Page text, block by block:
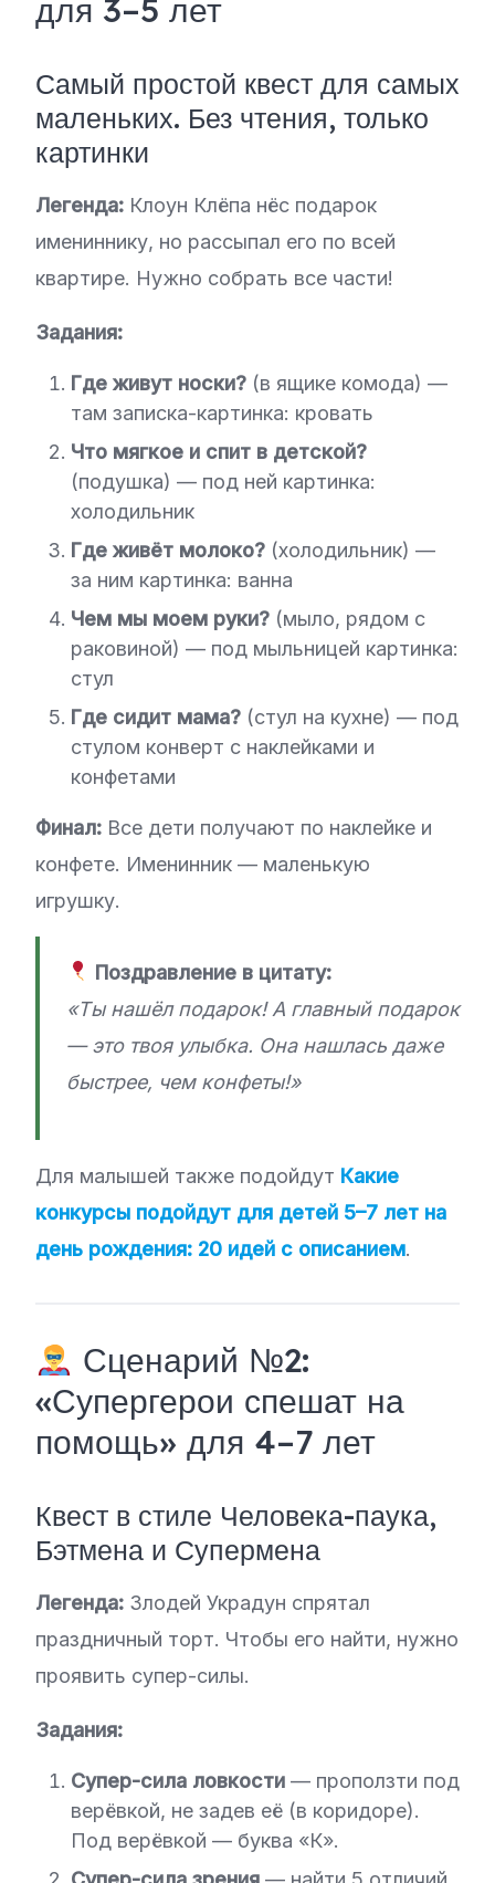
для 3–5 лет
Самый простой квест для самых
маленьких. Без чтения, только
картинки
Легенда: Клоун Клёпа нёс подарок
имениннику, но рассыпал его по всей
квартире. Нужно собрать все части!
Задания:
Где живут носки? (в ящике комода) —
там записка-картинка: кровать
Что мягкое и спит в детской?
(подушка) — под ней картинка:
холодильник
Где живёт молоко? (холодильник) —
за ним картинка: ванна
Чем мы моем руки? (мыло, рядом с
раковиной) — под мыльницей картинка:
стул
Где сидит мама? (стул на кухне) — под
стулом конверт с наклейками и
конфетами
Финал: Все дети получают по наклейке и
конфете. Именинник — маленькую
игрушку.
Поздравление в цитату:
«Ты нашёл подарок! А главный подарок
— это твоя улыбка. Она нашлась даже
быстрее, чем конфеты!»
Для малышей также подойдут Какие
конкурсы подойдут для детей 5–7 лет на
день рождения: 20 идей с описанием.
Сценарий №2:
«Супергерои спешат на
помощь» для 4–7 лет
Квест в стиле Человека-паука,
Бэтмена и Супермена
Легенда: Злодей Украдун спрятал
праздничный торт. Чтобы его найти, нужно
проявить супер-силы.
Задания:
Супер-сила ловкости — проползти под
верёвкой, не задев её (в коридоре).
Под верёвкой — буква «К».